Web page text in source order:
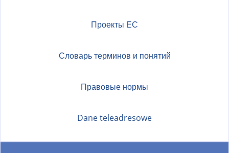
Проекты ЕС
Словарь терминов и понятий
Правовые нормы
Dane teleadresowe